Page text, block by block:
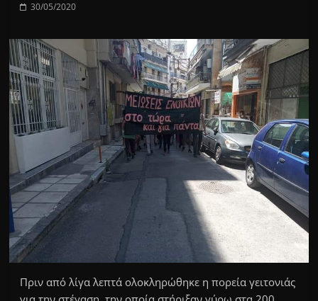
30/05/2020
Πριν από λίγα λεπτά ολοκληρώθηκε η πορεία γειτονιάς